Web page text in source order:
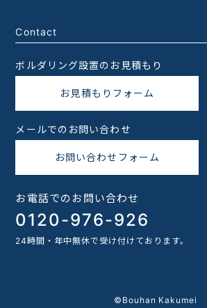
Contact
ボルダリング設置のお見積もり
お見積もりフォーム
メールでのお問い合わせ
お問い合わせフォーム
お電話でのお問い合わせ
0120-976-926
24時間・年中無休で受け付けております。
©Bouhan Kakumei